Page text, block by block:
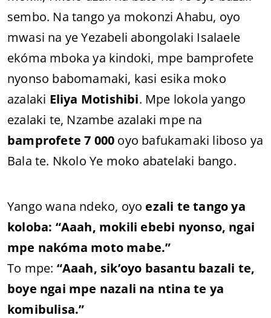
sembo. Na tango ya mokonzi Ahabu, oyo
mwasi na ye Yezabeli abongolaki Isalaele
ekóma mboka ya kindoki, mpe bamprofete
nyonso babomamaki, kasi esika moko
azalaki Eliya Motishibi. Mpe lokola yango
ezalaki te, Nzambe azalaki mpe na
bamprofete 7 000 oyo bafukamaki liboso ya
Bala te. Nkolo Ye moko abatelaki bango.
Yango wana ndeko, oyo ezali te tango ya
koloba: “Aaah, mokili ebebi nyonso, ngai
mpe nakóma moto mabe.”
To mpe: “Aaah, sik’oyo basantu bazali te,
boye ngai mpe nazali na ntina te ya
komibulisa.”